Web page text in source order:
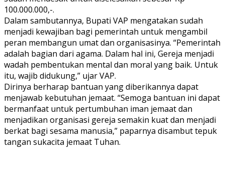
100.000.000,-.
Dalam sambutannya, Bupati VAP mengatakan sudah
menjadi kewajiban bagi pemerintah untuk mengambil
peran membangun umat dan organisasinya. “Pemerintah
adalah bagian dari agama. Dalam hal ini, Gereja menjadi
wadah pembentukan mental dan moral yang baik. Untuk
itu, wajib didukung,” ujar VAP.
Dirinya berharap bantuan yang diberikannya dapat
menjawab kebutuhan jemaat. “Semoga bantuan ini dapat
bermanfaat untuk pertumbuhan iman jemaat dan
menjadikan organisasi gereja semakin kuat dan menjadi
berkat bagi sesama manusia,” paparnya disambut tepuk
tangan sukacita jemaat Tuhan.